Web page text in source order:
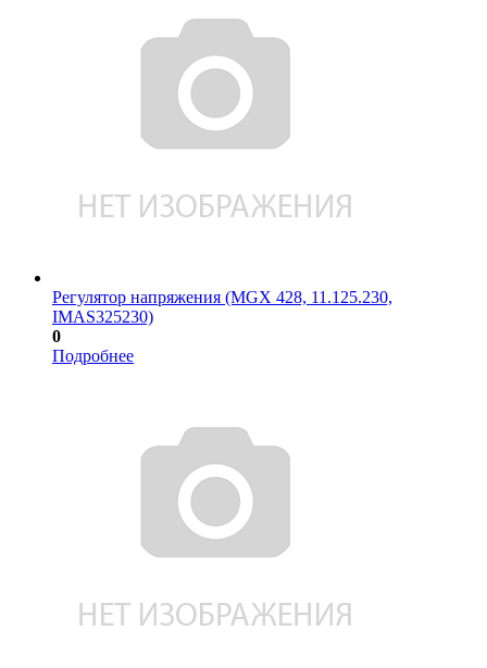
Регулятор напряжения (MGX 428, 11.125.230,
IMAS325230)
0
Подробнее